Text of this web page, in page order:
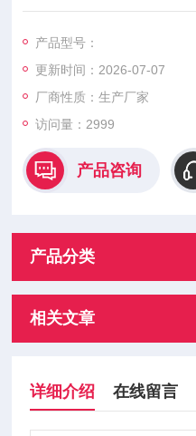
测量范围：-40℃~+60℃（内
产品型号：
更新时间：2026-07-07
厂商性质：生产厂家
访问量：2999
产品咨询
产品分类
相关文章
详细介绍 在线留言